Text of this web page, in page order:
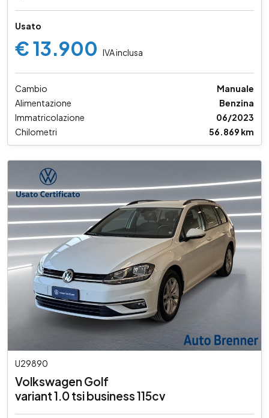
Usato
€ 13.900 IVA inclusa
Cambio
Manuale
Alimentazione
Benzina
Immatricolazione
06/2023
Chilometri
56.869 km
U29890
Volkswagen Golf
variant 1.0 tsi business 115cv